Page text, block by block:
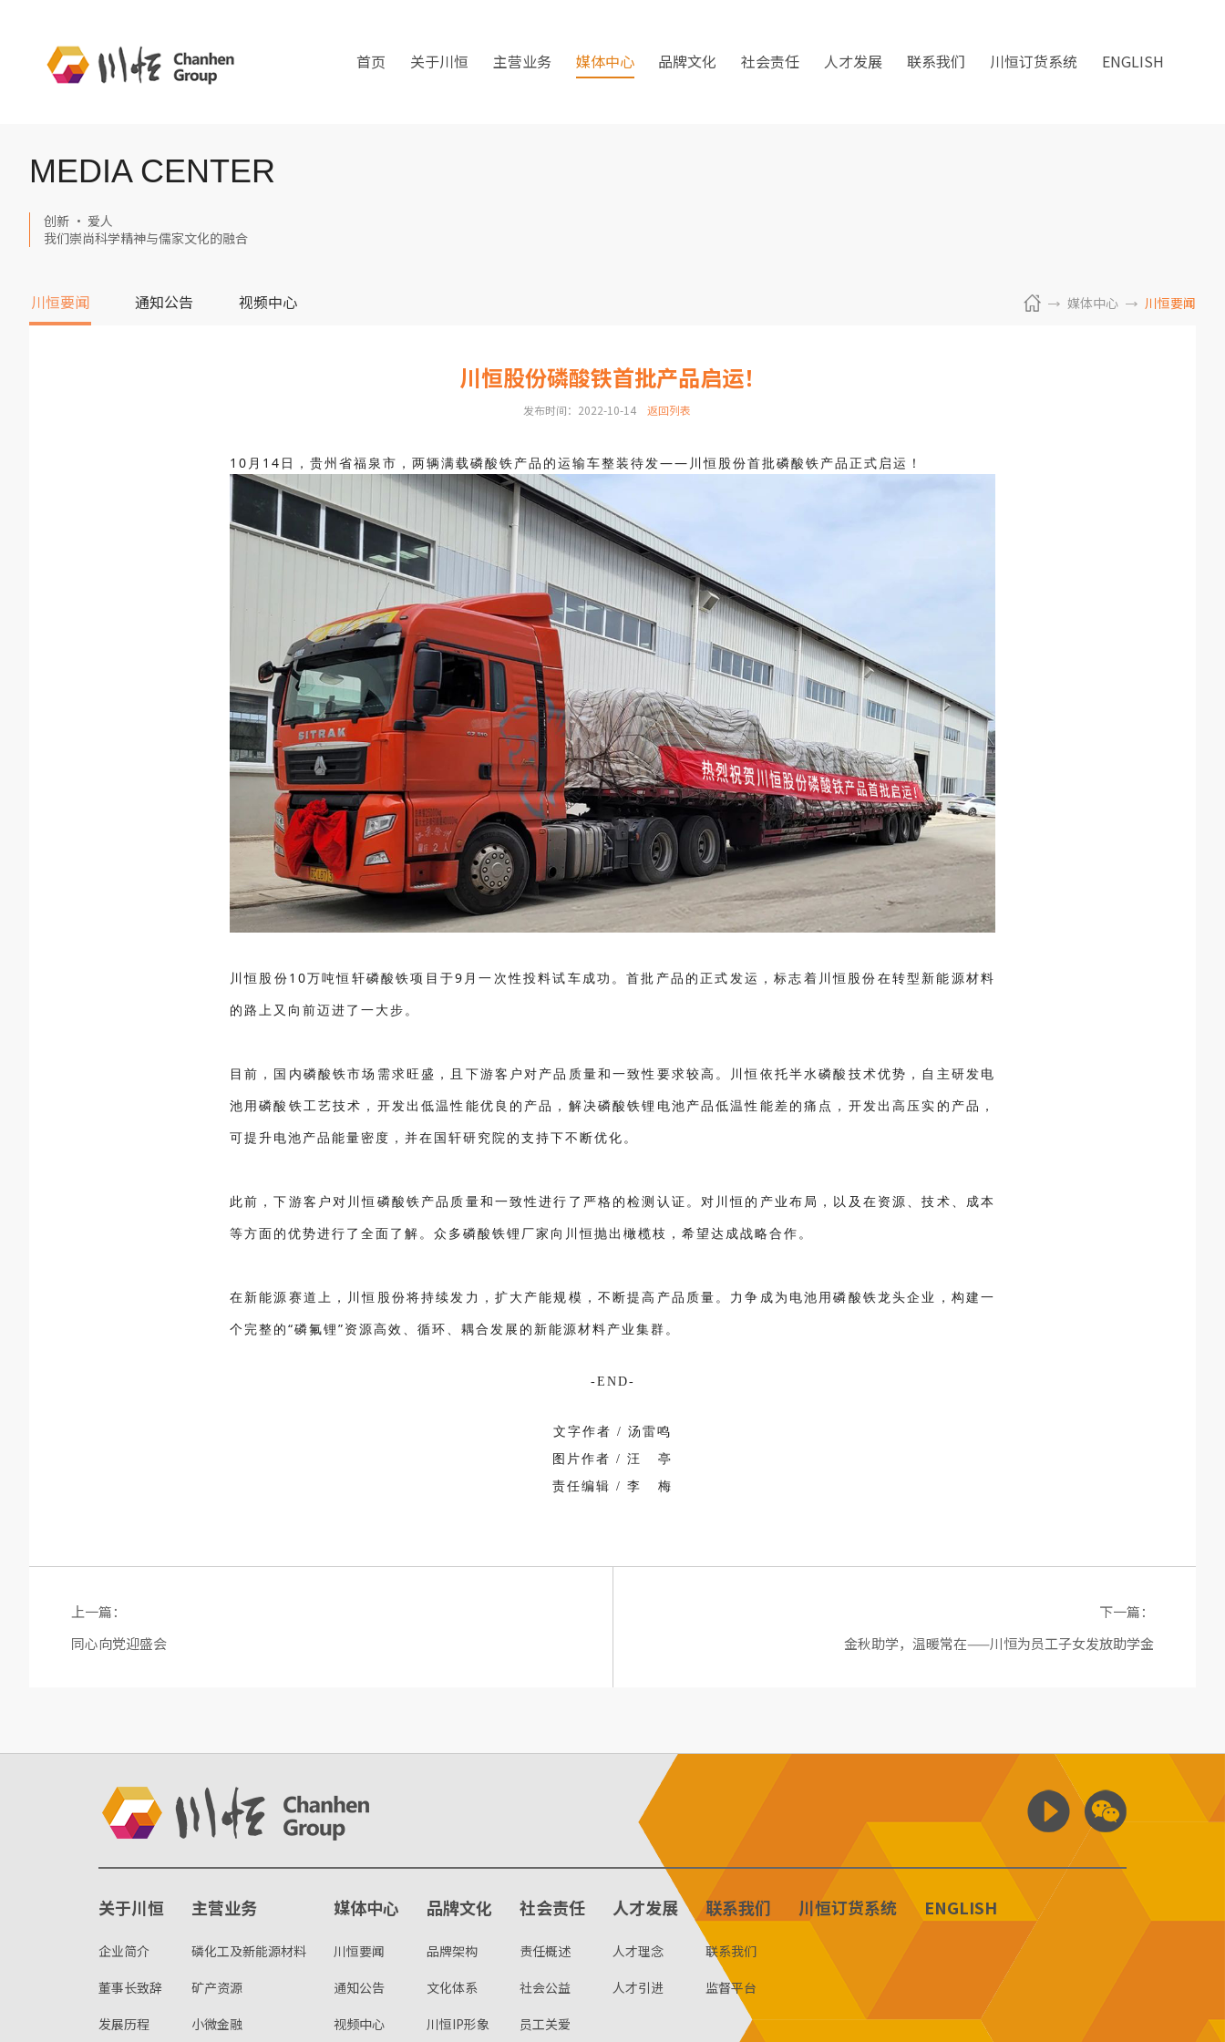
首页 关于川恒 主营业务 媒体中心 品牌文化 社会责任 人才发展 联系我们 川恒订货系统 ENGLISH
MEDIA CENTER
创新 · 爱人
我们崇尚科学精神与儒家文化的融合
川恒要闻 通知公告 视频中心 媒体中心 川恒要闻
川恒股份磷酸铁首批产品启运！
发布时间：2022-10-14 返回列表
10月14日，贵州省福泉市，两辆满载磷酸铁产品的运输车整装待发——川恒股份首批磷酸铁产品正式启运！
川恒股份10万吨恒轩磷酸铁项目于9月一次性投料试车成功。首批产品的正式发运，标志着川恒股份在转型新能源材料
的路上又向前迈进了一大步。
目前，国内磷酸铁市场需求旺盛，且下游客户对产品质量和一致性要求较高。川恒依托半水磷酸技术优势，自主研发电
池用磷酸铁工艺技术，开发出低温性能优良的产品，解决磷酸铁锂电池产品低温性能差的痛点，开发出高压实的产品，
可提升电池产品能量密度，并在国轩研究院的支持下不断优化。
此前，下游客户对川恒磷酸铁产品质量和一致性进行了严格的检测认证。对川恒的产业布局，以及在资源、技术、成本
等方面的优势进行了全面了解。众多磷酸铁锂厂家向川恒抛出橄榄枝，希望达成战略合作。
在新能源赛道上，川恒股份将持续发力，扩大产能规模，不断提高产品质量。力争成为电池用磷酸铁龙头企业，构建一
个完整的“磷氟锂”资源高效、循环、耦合发展的新能源材料产业集群。
-END-
文字作者 / 汤雷鸣
图片作者 / 汪 亭
责任编辑 / 李 梅
上一篇：
同心向党迎盛会
下一篇：
金秋助学，温暖常在——川恒为员工子女发放助学金
关于川恒
企业简介
董事长致辞
发展历程
主营业务
磷化工及新能源材料
矿产资源
小微金融
媒体中心
川恒要闻
通知公告
视频中心
品牌文化
品牌架构
文化体系
川恒IP形象
社会责任
责任概述
社会公益
员工关爱
人才发展
人才理念
人才引进
联系我们
联系我们
监督平台
川恒订货系统 ENGLISH